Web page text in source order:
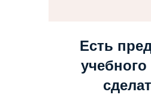
Есть
учебного